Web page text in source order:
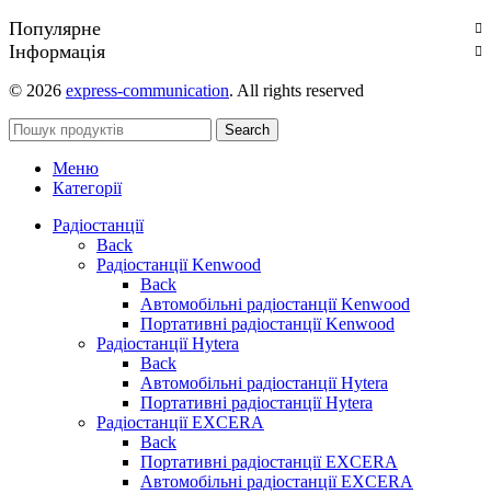
Популярне
Інформація
© 2026 express-communication. All rights reserved
Search
Меню
Категорії
Радіостанції
Back
Радіостанції Kenwood
Back
Автомобільні радіостанції Kenwood
Портативні радіостанції Kenwood
Радіостанції Hytera
Back
Автомобільні радіостанції Hytera
Портативні радіостанції Hytera
Радіостанції EXCERA
Back
Портативні радіостанції EXCERA
Автомобільні радіостанції EXCERA